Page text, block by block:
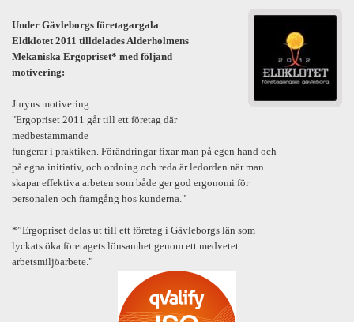
Under Gävleborgs företagargala
Eldklotet 2011 tilldelades Alderholmens
Mekaniska Ergopriset* med följand
motivering:
Juryns motivering:
"Ergopriset 2011 går till ett företag där
medbestämmande
fungerar i praktiken. Förändringar fixar man på egen hand och
på egna initiativ, och ordning och reda är ledorden när man
skapar effektiva arbeten som både ger god ergonomi för
personalen och framgång hos kunderna."
*”Ergopriset delas ut till ett företag i Gävleborgs län som
lyckats öka företagets lönsamhet genom ett medvetet
arbetsmiljöarbete.”